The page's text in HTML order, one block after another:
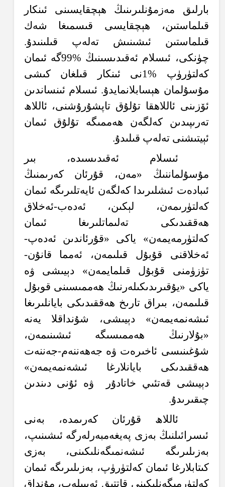
بارلىق مەزمۇنلىرىنىڭ ھېچقايسىنى ئىنكار
قىلماستىن، ھېچقايسى قىسمىغا شەك
قىلماستىن ئىشىنىش تەلەپ قىلىنىدۇ.
چۈنكى، ئىسلام ئەقىدىسىنىڭ %99گە ئىمان
كەلتۈرۈپ %1نى ئىنكار قىلغان كىشى
مۇسۇلمان ھېسابلانمايدۇ. ئىسلام ئىنساندىن
ئۆزىنى ئاللاھقا تۇلۇق تاپشۇرۇشنى، ئاللاھ
تەرىپىدىن كەلگەن ھەممىگە تۇلۇق ئىمان
ئېيتىشنى تەلەپ قىلىدۇ.
ئىسلام ئەقىدىسىدە، بىر
مۇسۇلماننىڭ «مەن، قۇرئان كەرىمنىڭ
ئىبادەت ئىشلىرىدا كەلگەن ئايەتلىرىگە ئىمان
كەلتۈرىمەن، لېكىن، ئەدەب-ئەخلاق
ھەققىدىكى تەلىماتلىرىغا ئىمان
كەلتۈرمەيمەن» ياكى «قۇرئاندىن ئەدەپ-
ئەخلاقنى قۇبۇل قىلىمەن، ئەمما قانۇن-
تۈزۈمنى قۇبۇل قىلمايمەن» دېيىشى ۋە
ياكى «يۇقىرىدىكىلەرنىڭ ھەممىسىنى قوبۇل
قىلىمەن، بىراق تارىخ ھەققىدىكى بايانلىرىغا
ئىشەنمەيمەن» دېيىشى، شۇنداقلا يەنە
«بۇلارنىڭ ھەممىسىگە ئىشىنىمەن،
شۇغىنىسى ئاخىرەت ۋە جەھەننەم-جەننەت
ھەققىدىكى بايانلارغا ئىشەنمەيمەن»
دېيىشى قەتئىي خاتادۇر
ۋە ئۇنى دىندىن
چىقىرىدۇ.
ئاللاھ قۇرئان كەرىمدە، بەنى
ئىسرائىلنىڭ بەزى پەيغەمبەرلەرگە ئىشىنىپ،
بەزىلىرىگە ئىشەنمىگەنلىكىنى، بەزى
كىتابلارغا ئىمان كەلتۈرۈپ، بەزىلىرىگە ئىمان
كەلتۈرمىگەنلىكىنى قاتتىق ئەيىبلەپ، مۇنداق